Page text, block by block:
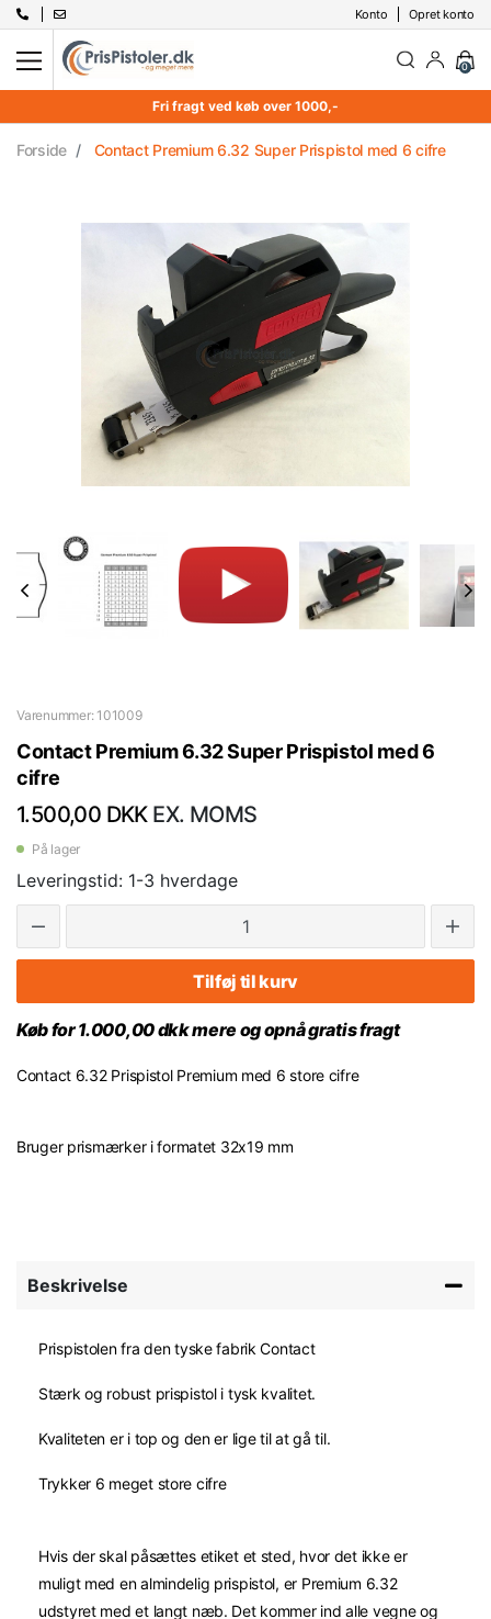
Konto Opret konto
0
Fri fragt ved køb over 1000,-
Forside Contact Premium 6.32 Super Prispistol med 6 cifre
Varenummer: 101009
Contact Premium 6.32 Super Prispistol med 6
cifre
1.500,00 DKK EX. MOMS
På lager
Leveringstid: 1-3 hverdage
Tilføj til kurv
Køb for 1.000,00 dkk mere og opnå gratis fragt
Contact 6.32 Prispistol Premium med 6 store cifre
Bruger prismærker i formatet 32x19 mm
Beskrivelse
Prispistolen fra den tyske fabrik Contact
Stærk og robust prispistol i tysk kvalitet.
Kvaliteten er i top og den er lige til at gå til.
Trykker 6 meget store cifre
Hvis der skal påsættes etiket et sted, hvor det ikke er
muligt med en almindelig prispistol, er Premium 6.32
udstyret med et langt næb. Det kommer ind alle vegne og